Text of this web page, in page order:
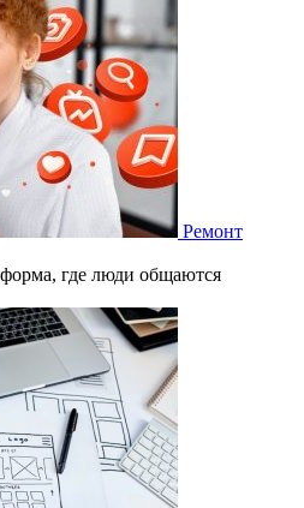
Ремонт
где люди общаются